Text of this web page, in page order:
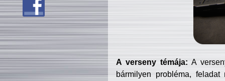
A verseny témája: A
bármilyen probléma, feladat